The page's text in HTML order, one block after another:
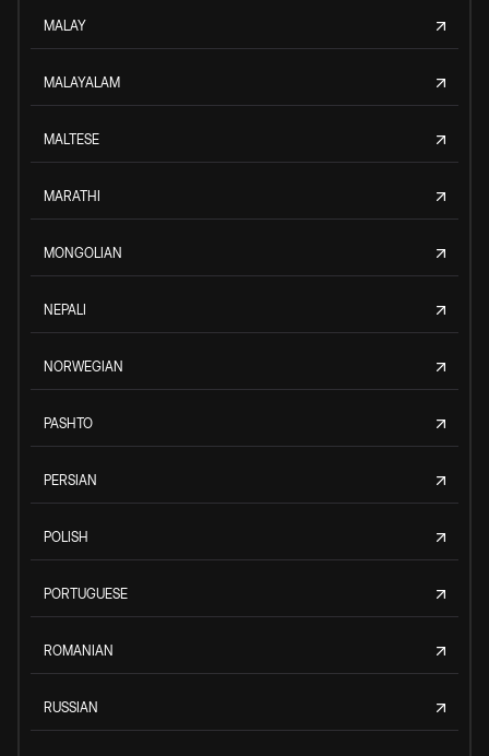
MALAY
MALAYALAM
MALTESE
MARATHI
MONGOLIAN
NEPALI
NORWEGIAN
PASHTO
PERSIAN
POLISH
PORTUGUESE
ROMANIAN
RUSSIAN